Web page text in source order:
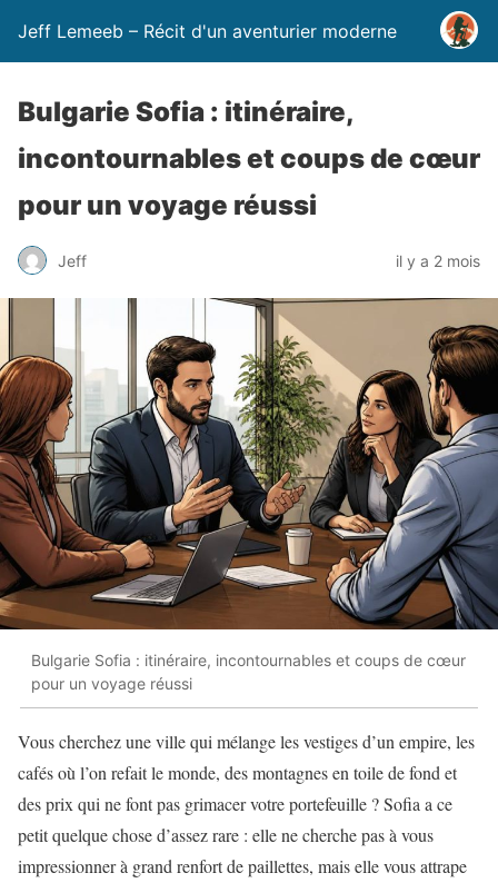
Jeff Lemeeb – Récit d'un aventurier moderne
Bulgarie Sofia : itinéraire,
incontournables et coups de cœur
pour un voyage réussi
Jeff il y a 2 mois
Bulgarie Sofia : itinéraire, incontournables et coups de cœur
pour un voyage réussi
Vous cherchez une ville qui mélange les vestiges d’un empire, les
cafés où l’on refait le monde, des montagnes en toile de fond et
des prix qui ne font pas grimacer votre portefeuille ? Sofia a ce
petit quelque chose d’assez rare : elle ne cherche pas à vous
impressionner à grand renfort de paillettes, mais elle vous attrape